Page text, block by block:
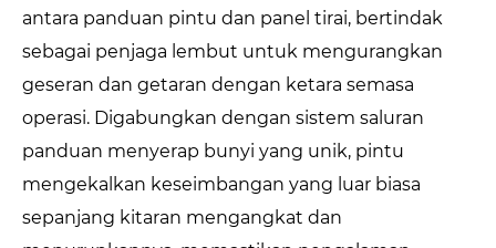
antara panduan pintu dan panel tirai, bertindak
sebagai penjaga lembut untuk mengurangkan
geseran dan getaran dengan ketara semasa
operasi. Digabungkan dengan sistem saluran
panduan menyerap bunyi yang unik, pintu
mengekalkan keseimbangan yang luar biasa
sepanjang kitaran mengangkat dan